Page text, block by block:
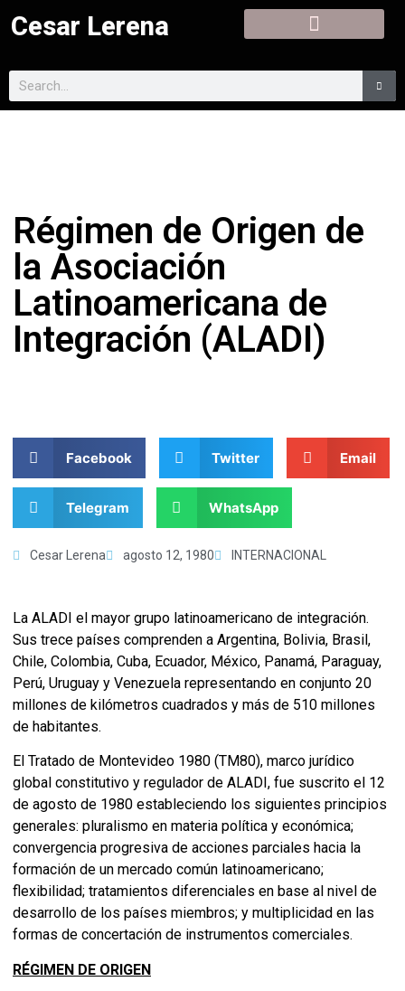
Cesar Lerena
Régimen de Origen de
la Asociación
Latinoamericana de
Integración (ALADI)
Facebook Twitter Email
Telegram WhatsApp
Cesar Lerena agosto 12, 1980 INTERNACIONAL
La ALADI el mayor grupo latinoamericano de integración.
Sus trece países comprenden a Argentina, Bolivia, Brasil,
Chile, Colombia, Cuba, Ecuador, México, Panamá, Paraguay,
Perú, Uruguay y Venezuela representando en conjunto 20
millones de kilómetros cuadrados y más de 510 millones
de habitantes.
El Tratado de Montevideo 1980 (TM80), marco jurídico
global constitutivo y regulador de ALADI, fue suscrito el 12
de agosto de 1980 estableciendo los siguientes principios
generales: pluralismo en materia política y económica;
convergencia progresiva de acciones parciales hacia la
formación de un mercado común latinoamericano;
flexibilidad; tratamientos diferenciales en base al nivel de
desarrollo de los países miembros; y multiplicidad en las
formas de concertación de instrumentos comerciales.
RÉGIMEN DE ORIGEN